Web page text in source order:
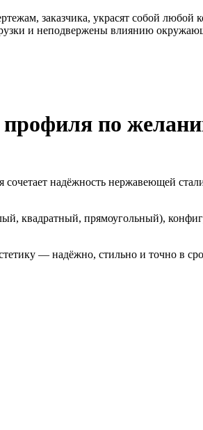
заказчика, украсят собой любой
и неподвержены влиянию
по
надёжность нержавеющей
квадратный, прямоугольный),
— надёжно, стильно и точно в